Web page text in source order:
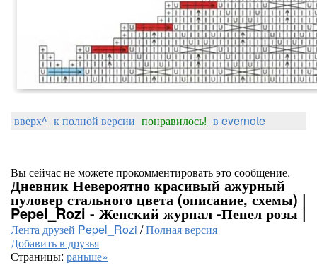
вверх^ к полной версии понравилось! в evernote
Вы сейчас не можете прокомментировать это сообщение.
Дневник Невероятно красивый ажурный
пуловер стального цвета (описание, схемы) |
Pepel_Rozi - Женский журнал -Пепел розы |
Лента друзей Pepel_Rozi /Полная версия
Добавить в друзья
Страницы: раньше»